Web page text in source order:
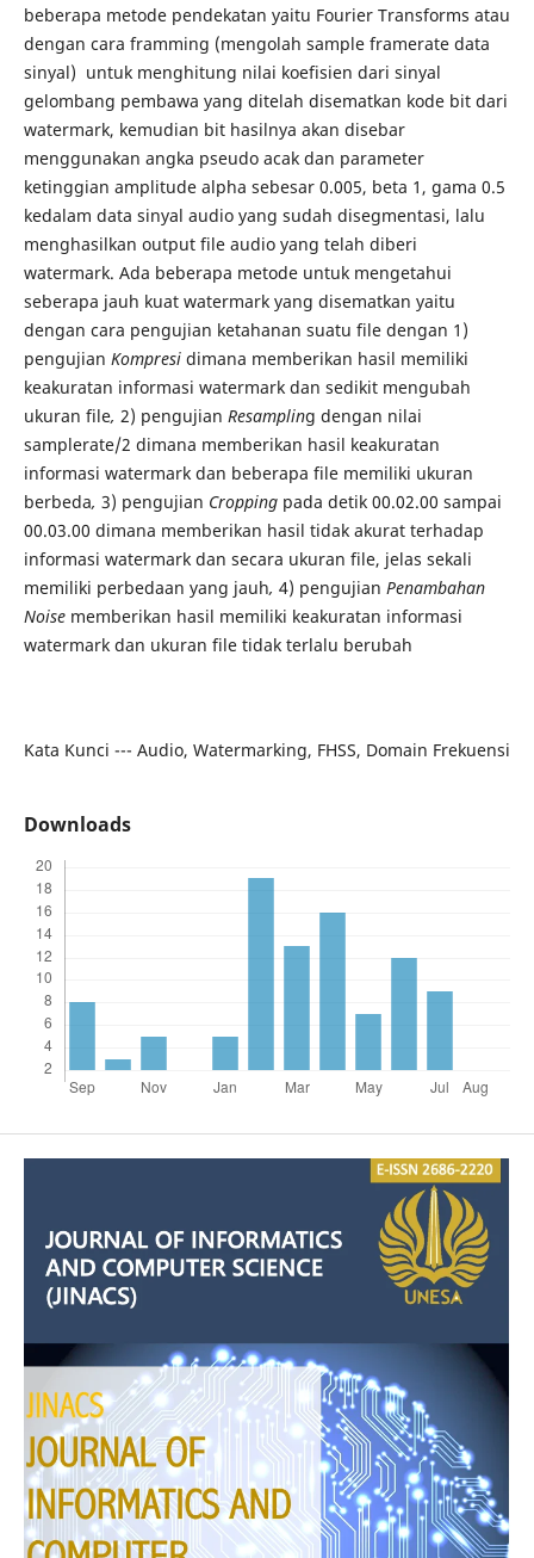
beberapa metode pendekatan yaitu Fourier Transforms atau
dengan cara framming (mengolah sample framerate data
sinyal) untuk menghitung nilai koefisien dari sinyal
gelombang pembawa yang ditelah disematkan kode bit dari
watermark, kemudian bit hasilnya akan disebar
menggunakan angka pseudo acak dan parameter
ketinggian amplitude alpha sebesar 0.005, beta 1, gama 0.5
kedalam data sinyal audio yang sudah disegmentasi, lalu
menghasilkan output file audio yang telah diberi
watermark. Ada beberapa metode untuk mengetahui
seberapa jauh kuat watermark yang disematkan yaitu
dengan cara pengujian ketahanan suatu file dengan 1)
pengujian Kompresi dimana memberikan hasil memiliki
keakuratan informasi watermark dan sedikit mengubah
ukuran file, 2) pengujian Resampling dengan nilai
samplerate/2 dimana memberikan hasil keakuratan
informasi watermark dan beberapa file memiliki ukuran
berbeda, 3) pengujian Croppingpada detik 00.02.00 sampai
00.03.00 dimana memberikan hasil tidak akurat terhadap
informasi watermark dan secara ukuran file, jelas sekali
memiliki perbedaan yang jauh, 4) pengujian Penambahan
Noisememberikan hasil memiliki keakuratan informasi
watermark dan ukuran file tidak terlalu berubah
Kata Kunci --- Audio, Watermarking, FHSS, Domain Frekuensi
Downloads